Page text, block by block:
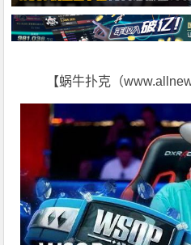
【蜗牛扑克（